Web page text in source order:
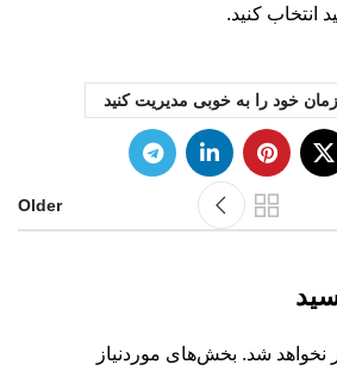
انتخاب کنید.
زمان خود را به خوبی مدیریت کنید
Older
نخواهد شد. بخش‌های موردنیاز